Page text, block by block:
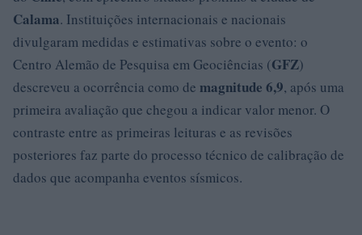
Calama. Instituições internacionais e nacionais
divulgaram medidas e estimativas sobre o evento: o
Centro Alemão de Pesquisa em Geociências (GFZ)
descreveu a ocorrência como de magnitude 6,9, após uma
primeira avaliação que chegou a indicar valor menor. O
contraste entre as primeiras leituras e as revisões
posteriores faz parte do processo técnico de calibração de
dados que acompanha eventos sísmicos.